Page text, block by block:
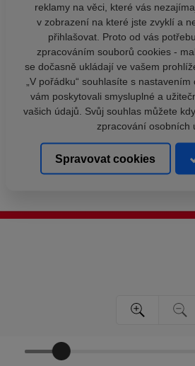
reklamy na věci, které vás
v zobrazení na které jste zvyklí a
přihlašovat. Proto od vás
zpracováním souborů cookies -
se dočasně ukládají ve vašem
„V pořádku“ souhlasíte s
vám poskytovali smysluplné a
vašich údajů. Svůj souhlas můžete
zpracování osobních
Spravovat cookies